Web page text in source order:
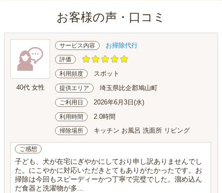
お客様の声・口コミ
40代 女性
サービス内容 お掃除代行
評価
利用頻度 スポット
提供エリア 埼玉県比企郡鳩山町
ご利用日 2026年6月3日(水)
利用時間 2.0時間
掃除場所 キッチン お風呂 洗面所 リビング
ご感想
子ども、犬が在宅にぎやかにしており申し訳ありませんでし
た。にこやかに対応いただきとてもありがたかったです。お
掃除は今回もスピーディーかつ丁寧で完璧でした。溜め込ん
だ食器と洗濯物が多...